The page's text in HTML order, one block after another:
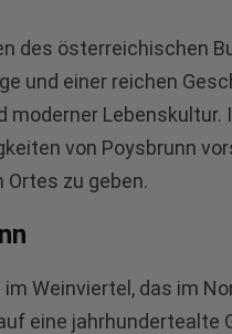
des österreichischen
und einer reichen
Lebenskultur.
von Poysbrunn
zu geben.
Weinviertel, das im
eine jahrhundertealte